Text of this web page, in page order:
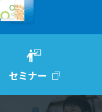
セミナー